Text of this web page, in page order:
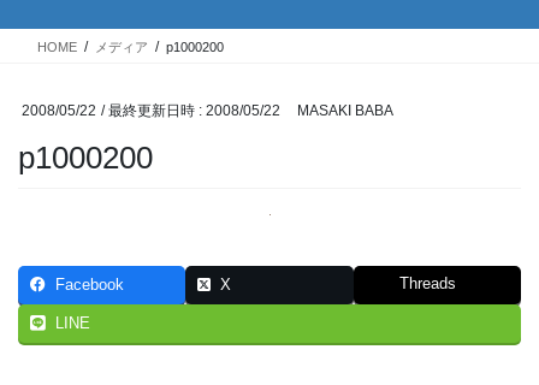
HOME メディア p1000200
2008/05/22 / 最終更新日時 : 2008/05/22 MASAKI BABA
p1000200
Facebook X Threads
LINE